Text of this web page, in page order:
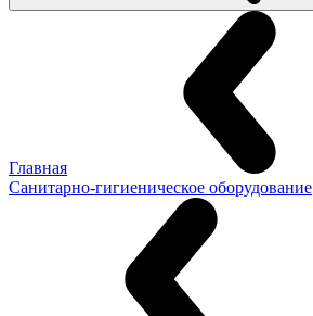
Главная
Санитарно-гигиеническое оборудование